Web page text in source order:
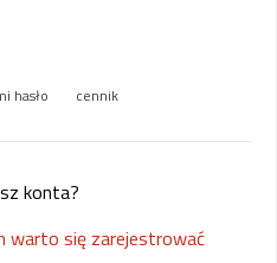
hasło cennik
konta?
warto się zarejestrować